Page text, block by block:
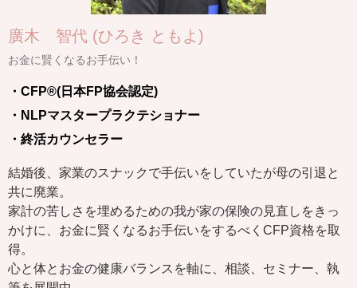
廣木 智代 (ひろき ともよ)
お金に賢くなるお手伝い！
・CFP®(日本FP協会認定)
・NLPマスタープラクテショナー
・終活カウンセラー
結婚後、家業のスナックで手伝いをしていたが母の引退と
共に廃業。
家計の苦しさを埋めるための我が家の保険の見直しをきっ
かけに、お金に賢くなるお手伝いをするべくCFP資格を取
得。
心と体とお金の健康バランスを軸に、相談、セミナー、執